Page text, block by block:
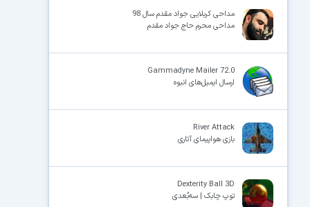
مداحی کربلایی جواد مقدم سال 98
مداحی محرم حاج جواد مقدم
Gammadyne Mailer 72.0
ارسال ایمیل‌های انبوه
River Attack
بازی هواپیمای آتاری
Dexterity Ball 3D
توپ چابک | سه‌بُعدی